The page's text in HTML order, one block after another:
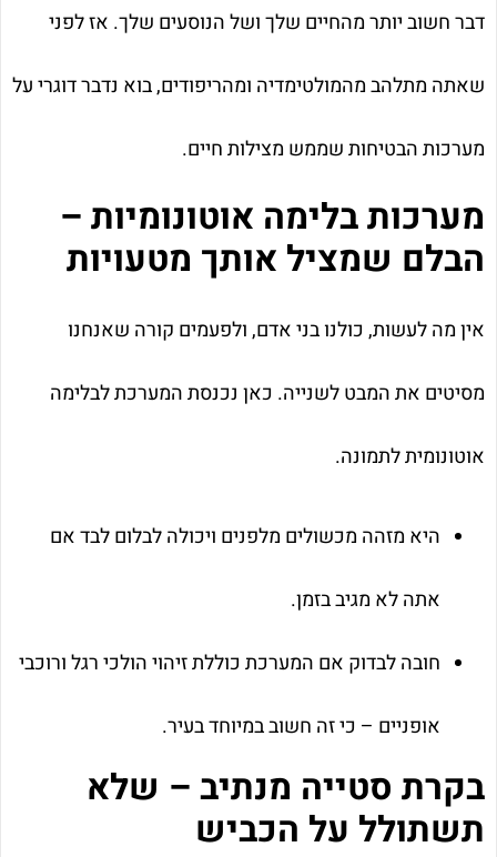
דבר חשוב יותר מהחיים שלך ושל הנוסעים שלך. אז לפני
שאתה מתלהב מהמולטימדיה ומהריפודים, בוא נדבר דוגרי על
מערכות הבטיחות שממש מצילות חיים.
מערכות בלימה אוטונומיות –
הבלם שמציל אותך מטעויות
אין מה לעשות, כולנו בני אדם, ולפעמים קורה שאנחנו
מסיטים את המבט לשנייה. כאן נכנסת המערכת לבלימה
אוטונומית לתמונה.
היא מזהה מכשולים מלפנים ויכולה לבלום לבד אם
אתה לא מגיב בזמן.
חובה לבדוק אם המערכת כוללת זיהוי הולכי רגל ורוכבי
אופניים – כי זה חשוב במיוחד בעיר.
בקרת סטייה מנתיב – שלא
תשתולל על הכביש